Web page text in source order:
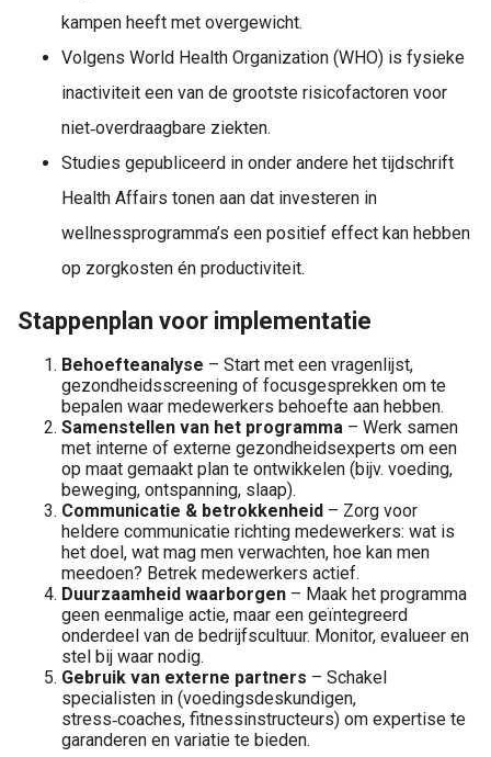
kampen heeft met overgewicht.
Volgens World Health Organization (WHO) is fysieke
inactiviteit een van de grootste risicofactoren voor
niet‑overdraagbare ziekten.
Studies gepubliceerd in onder andere het tijdschrift
Health Affairs tonen aan dat investeren in
wellnessprogramma’s een positief effect kan hebben
op zorgkosten én productiviteit.
Stappenplan voor implementatie
Behoefteanalyse – Start met een vragenlijst,
gezondheidsscreening of focusgesprekken om te
bepalen waar medewerkers behoefte aan hebben.
Samenstellen van het programma – Werk samen
met interne of externe gezondheidsexperts om een
op maat gemaakt plan te ontwikkelen (bijv. voeding,
beweging, ontspanning, slaap).
Communicatie & betrokkenheid – Zorg voor
heldere communicatie richting medewerkers: wat is
het doel, wat mag men verwachten, hoe kan men
meedoen? Betrek medewerkers actief.
Duurzaamheid waarborgen – Maak het programma
geen eenmalige actie, maar een geïntegreerd
onderdeel van de bedrijfscultuur. Monitor, evalueer en
stel bij waar nodig.
Gebruik van externe partners – Schakel
specialisten in (voedingsdeskundigen,
stress‑coaches, fitnessinstructeurs) om expertise te
garanderen en variatie te bieden.